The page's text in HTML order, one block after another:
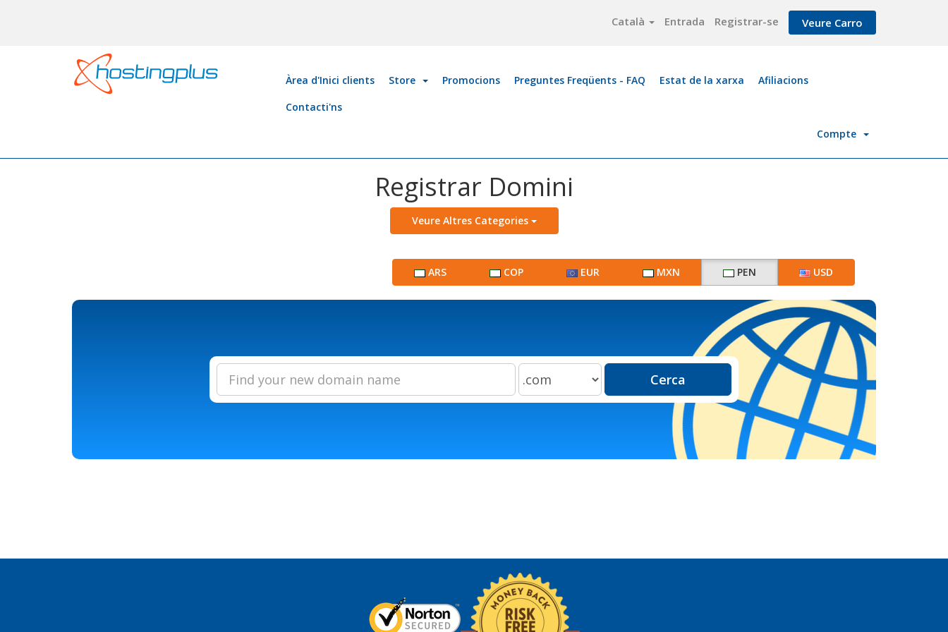
Català Entrada Registrar-se Veure Carro
Àrea d'Inici clients Store Promocions Preguntes Freqüents - FAQ Estat de la xarxa
Afiliacions
Contacti'ns
Compte
Registrar Domini
Veure Altres Categories
ARS COP EUR MXN PEN USD
Cerca